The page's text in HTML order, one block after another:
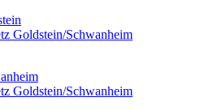
Goldstein/Schwanheim
Goldstein/Schwanheim